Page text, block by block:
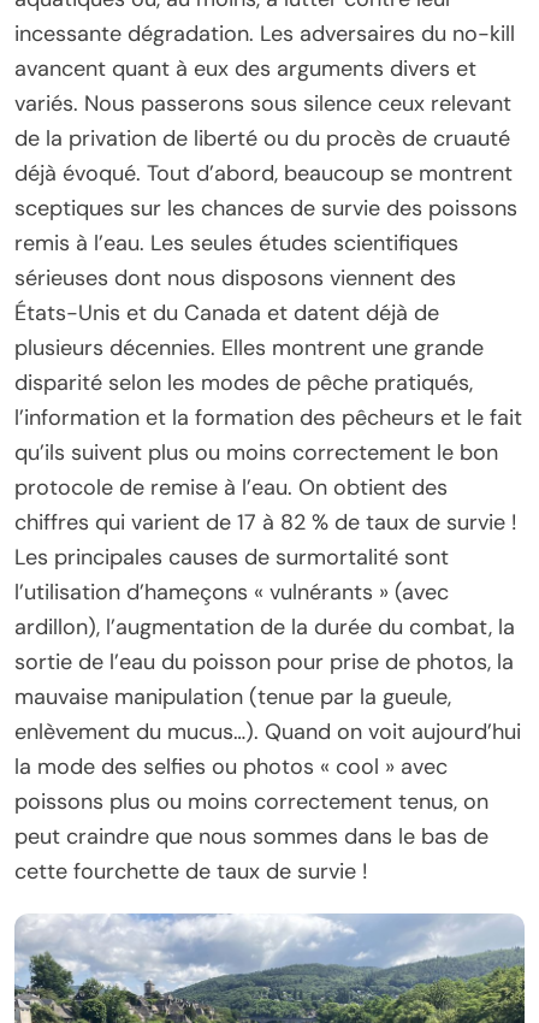
incessante dégradation. Les adversaires du no-kill
avancent quant à eux des arguments divers et
variés. Nous passerons sous silence ceux relevant
de la privation de liberté ou du procès de cruauté
déjà évoqué. Tout d’abord, beaucoup se montrent
sceptiques sur les chances de survie des poissons
remis à l’eau. Les seules études scientifiques
sérieuses dont nous disposons viennent des
États-Unis et du Canada et datent déjà de
plusieurs décennies. Elles montrent une grande
disparité selon les modes de pêche pratiqués,
l’information et la formation des pêcheurs et le fait
qu’ils suivent plus ou moins correctement le bon
protocole de remise à l’eau. On obtient des
chiffres qui varient de 17 à 82 % de taux de survie !
Les principales causes de surmortalité sont
l’utilisation d’hameçons « vulnérants » (avec
ardillon), l’augmentation de la durée du combat, la
sortie de l’eau du poisson pour prise de photos, la
mauvaise manipulation (tenue par la gueule,
enlèvement du mucus…). Quand on voit aujourd’hui
la mode des selfies ou photos « cool » avec
poissons plus ou moins correctement tenus, on
peut craindre que nous sommes dans le bas de
cette fourchette de taux de survie !